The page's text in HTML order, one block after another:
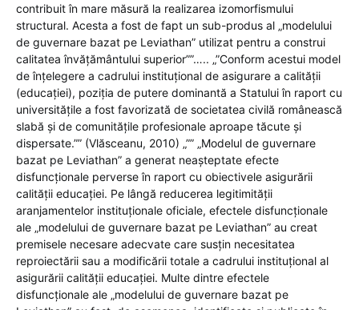
contribuit în mare măsură la realizarea izomorfismului
structural. Acesta a fost de fapt un sub-produs al „modelului
de guvernare bazat pe Leviathan” utilizat pentru a construi
calitatea învățământului superior””….. „”Conform acestui model
de înțelegere a cadrului instituțional de asigurare a calității
(educației), poziția de putere dominantă a Statului în raport cu
universitățile a fost favorizată de societatea civilă românească
slabă și de comunitățile profesionale aproape tăcute și
dispersate.”” (Vlăsceanu, 2010) „”” „Modelul de guvernare
bazat pe Leviathan” a generat neașteptate efecte
disfuncționale perverse în raport cu obiectivele asigurării
calității educației. Pe lângă reducerea legitimității
aranjamentelor instituționale oficiale, efectele disfuncționale
ale „modelului de guvernare bazat pe Leviathan” au creat
premisele necesare adecvate care susțin necesitatea
reproiectării sau a modificării totale a cadrului instituțional al
asigurării calității educației. Multe dintre efectele
disfuncționale ale „modelului de guvernare bazat pe